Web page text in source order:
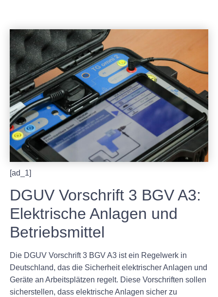
[ad_1]
DGUV Vorschrift 3 BGV A3:
Elektrische Anlagen und
Betriebsmittel
Die DGUV Vorschrift 3 BGV A3 ist ein Regelwerk in
Deutschland, das die Sicherheit elektrischer Anlagen und
Geräte an Arbeitsplätzen regelt. Diese Vorschriften sollen
sicherstellen, dass elektrische Anlagen sicher zu